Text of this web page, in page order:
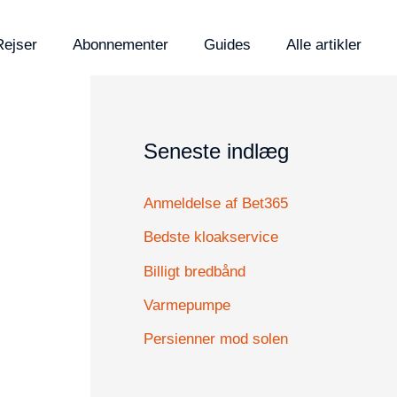
Abonnementer Guides Alle artikler
Seneste indlæg
Anmeldelse af Bet365
Bedste kloakservice
Billigt bredbånd
Varmepumpe
Persienner mod solen